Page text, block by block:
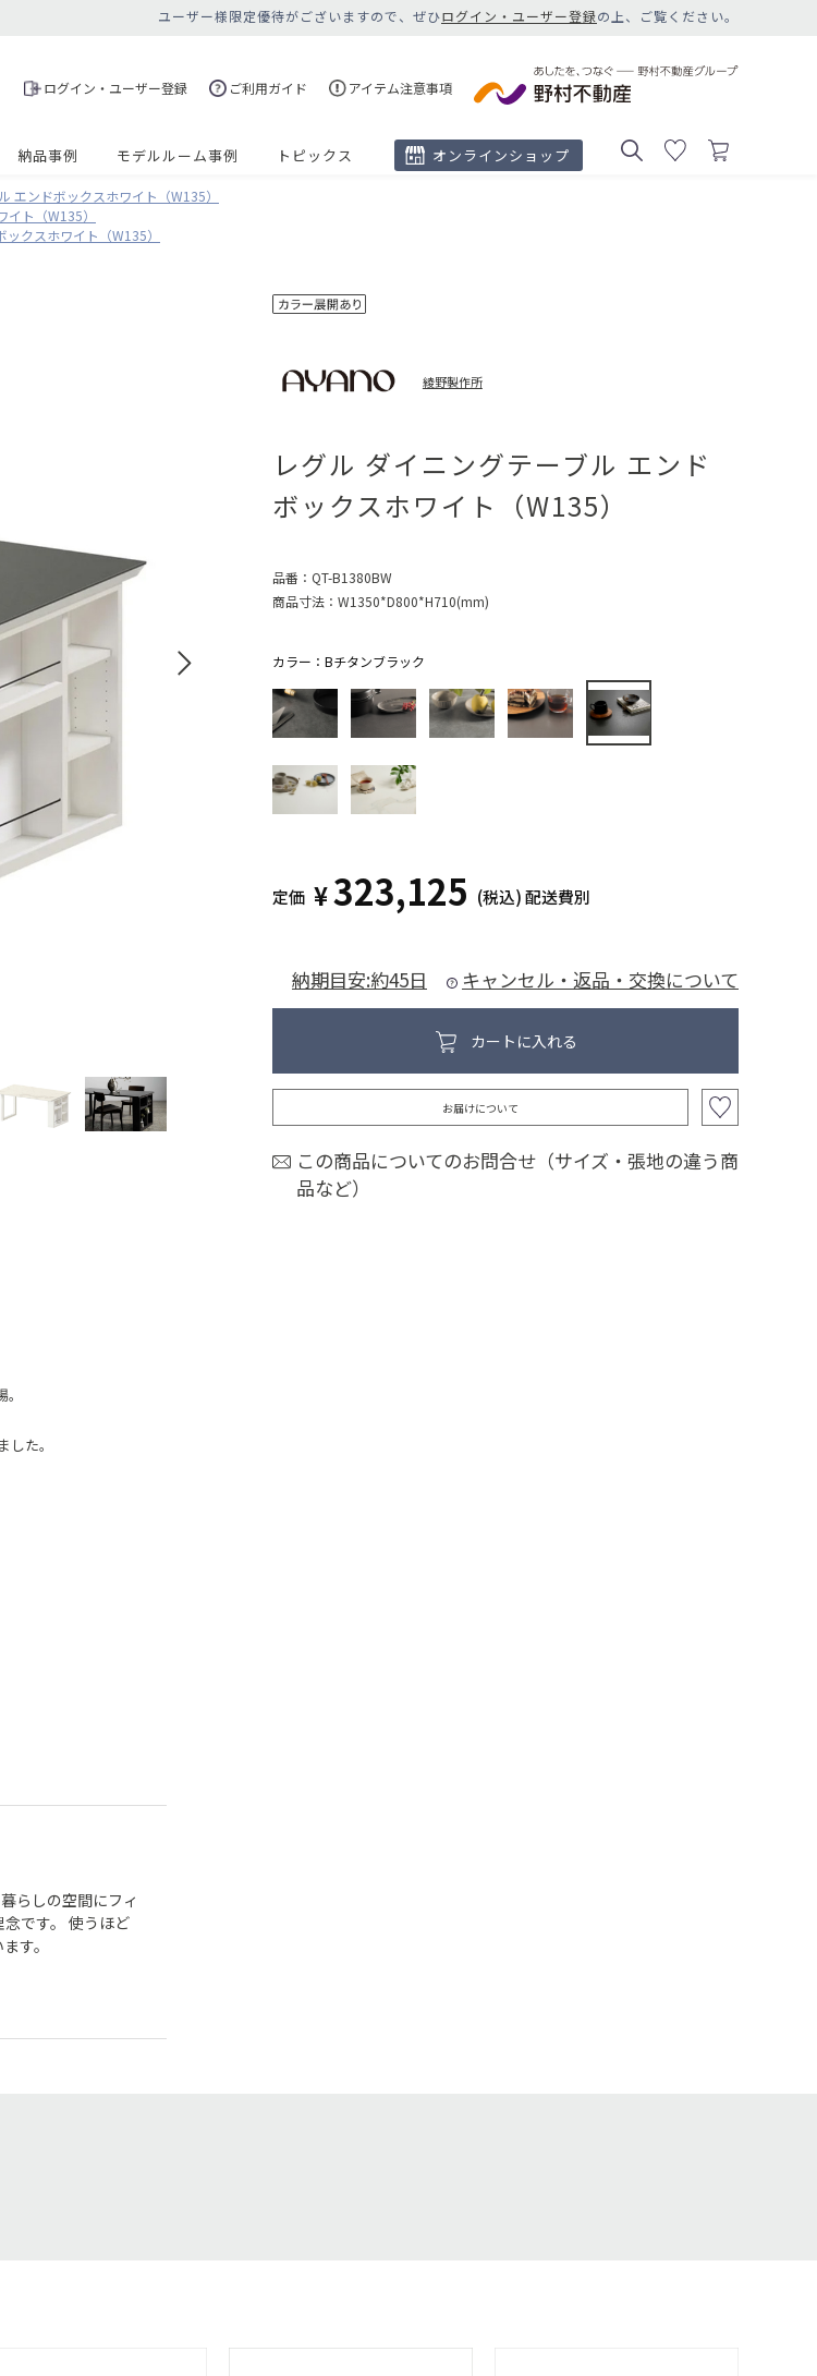
ユーザー様限定優待がございますので、ぜひログイン・ユーザー登録の上、ご覧ください。
ログイン・ユーザー登録 ご利用ガイド アイテム注意事項
納品事例 モデルルーム事例 トピックス オンラインショップ
エンドボックスホワイト（W135）
ト（W135）
クスホワイト（W135）
た。
らしの空間にフィ
念です。 使うほど
す。
綾野製作所
レグル ダイニングテーブル エンド
ボックスホワイト（W135）
品番： QT-B1380BW
商品寸法： W1350*D800*H710(mm)
カラー：Bチタンブラック
定価 ¥323,125 (税込)配送費別
納期目安:約45日 キャンセル・返品・交換について
カートに入れる
お届けについて
この商品についてのお問合せ（サイズ・張地の違う商
品など）